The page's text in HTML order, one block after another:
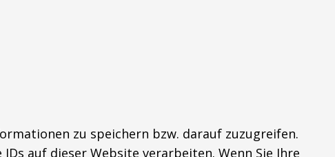
zu speichern bzw. darauf zuzugreifen.
auf dieser Website verarbeiten. Wenn Sie Ihre